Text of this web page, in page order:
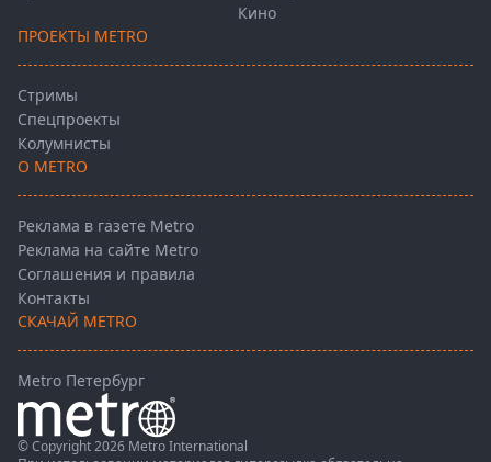
Кино
ПРОЕКТЫ METRO
Стримы
Спецпроекты
Колумнисты
О METRO
Реклама в газете Metro
Реклама на сайте Metro
Соглашения и правила
Контакты
СКАЧАЙ METRO
Metro Петербург
© Copyright 2026 Metro International